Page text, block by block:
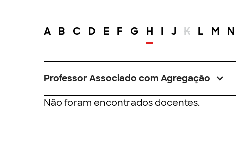
A B C D E F G H I J K L M N
Professor Associado com Agregação
Não foram encontrados docentes.